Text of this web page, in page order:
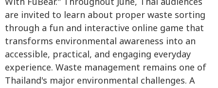
are invited to learn about proper waste sorting
through a fun and interactive online game that
transforms environmental awareness into an
accessible, practical, and engaging everyday
experience. Waste management remains one of
Thailand's major environmental challenges. A